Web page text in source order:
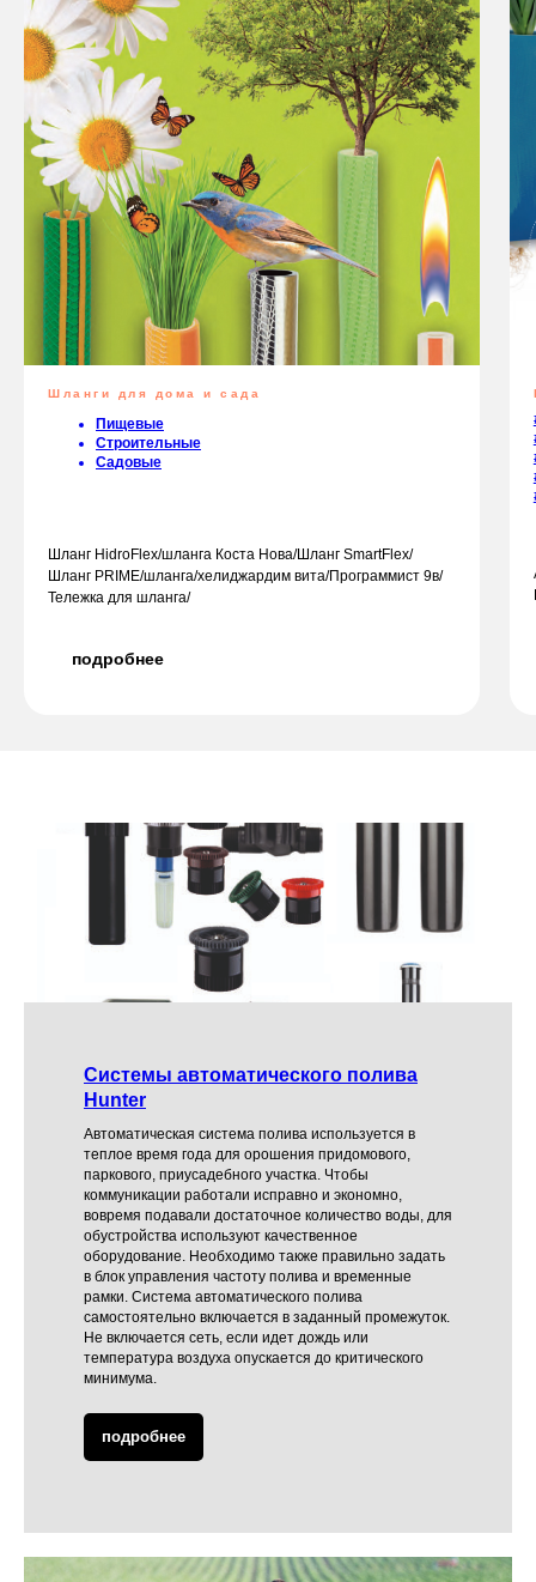
Шланги для дома и сада
Пищевые
Строительные
Садовые
Шланг HidroFlex/шланга Коста Нова/Шланг SmartFlex/
Шланг PRIME/шланга/хелиджардим вита/Программист 9в/
Тележка для шланга/
подробнее
Системы автоматического полива
Hunter
Автоматическая система полива используется в
теплое время года для орошения придомового,
паркового, приусадебного участка. Чтобы
коммуникации работали исправно и экономно,
вовремя подавали достаточное количество воды, для
обустройства используют качественное
оборудование. Необходимо также правильно задать
в блок управления частоту полива и временные
рамки. Система автоматического полива
самостоятельно включается в заданный промежуток.
Не включается сеть, если идет дождь или
температура воздуха опускается до критического
минимума.
подробнее